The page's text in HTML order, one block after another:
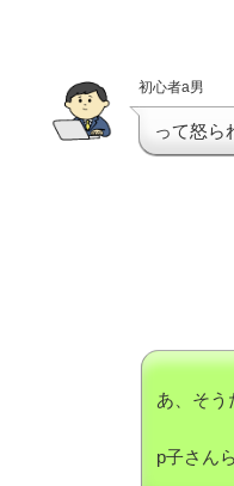
初心者a男
って怒ら
あ、そう
p子さん